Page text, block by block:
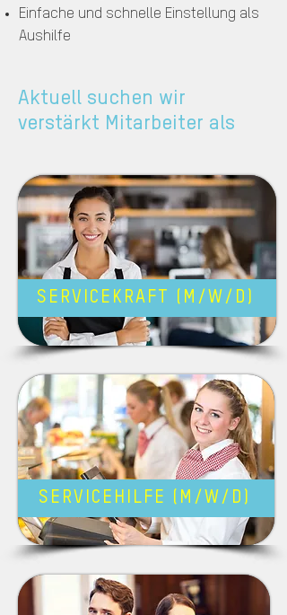
Einfache und schnelle Einstellung als
Aushilfe
Aktuell suchen wir
verstärkt Mitarbeiter als
SERVICEKRAFT (M/W/D)
SERVICEHILFE (M/W/D)